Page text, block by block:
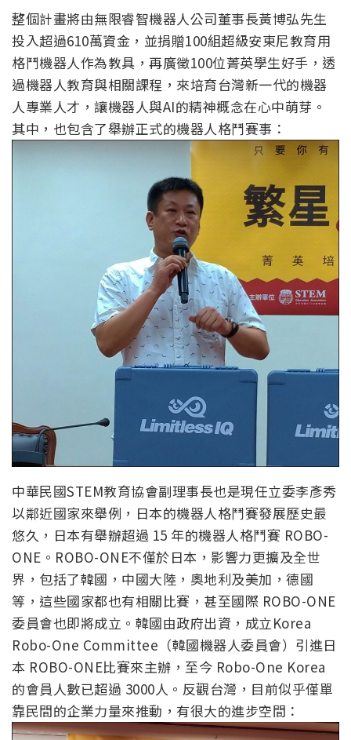
整個計畫將由無限睿智機器人公司董事長黃博弘先生
投入超過610萬資金，並捐贈100組超級安東尼教育用
格鬥機器人作為教具，再廣徵100位菁英學生好手，透
過機器人教育與相關課程，來培育台灣新一代的機器
人專業人才，讓機器人與AI的精神概念在心中萌芽。
其中，也包含了舉辦正式的機器人格鬥賽事：
中華民國STEM教育協會副理事長也是現任立委李彥秀
以鄰近國家來舉例，日本的機器人格鬥賽發展歷史最
悠久，日本有舉辦超過 15 年的機器人格鬥賽 ROBO-
ONE。ROBO-ONE不僅於日本，影響力更擴及全世
界，包括了韓國，中國大陸，奧地利及美加，德國
等，這些國家都也有相關比賽，甚至國際 ROBO-ONE
委員會也即將成立。韓國由政府出資，成立Korea
Robo-One Committee（韓國機器人委員會）引進日
本 ROBO-ONE比賽來主辦，至今 Robo-One Korea
的會員人數已超過 3000人。反觀台灣，目前似乎僅單
靠民間的企業力量來推動，有很大的進步空間：